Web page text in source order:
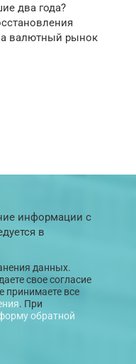
два года?
валютный рынок
информации с
в
данных.
свое согласие
принимаете все
. При
обратной